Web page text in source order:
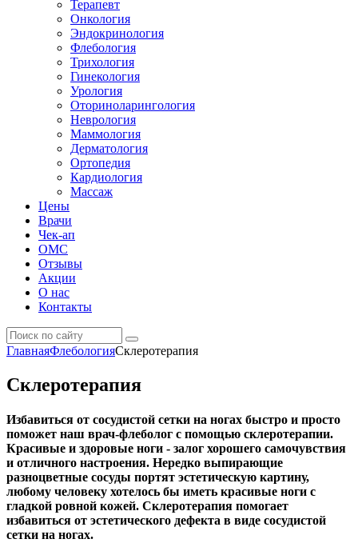
Терапевт
Онкология
Эндокринология
Флебология
Трихология
Гинекология
Урология
Оториноларингология
Неврология
Маммология
Дерматология
Ортопедия
Кардиология
Массаж
Цены
Врачи
Чек-ап
ОМС
Отзывы
Акции
О нас
Контакты
ГлавнаяФлебологияСклеротерапия
Склеротерапия
Избавиться от сосудистой сетки на ногах быстро и просто
поможет наш врач-флеболог с помощью склеротерапии.
Красивые и здоровые ноги - залог хорошего самочувствия
и отличного настроения. Нередко выпирающие
разноцветные сосуды портят эстетическую картину,
любому человеку хотелось бы иметь красивые ноги с
гладкой ровной кожей. Склеротерапия помогает
избавиться от эстетического дефекта в виде сосудистой
сетки на ногах.